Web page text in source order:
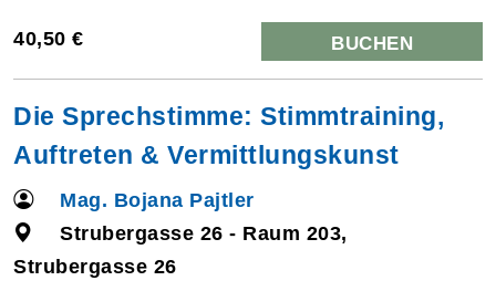
40,50 € BUCHEN
Die Sprechstimme: Stimmtraining,
Auftreten & Vermittlungskunst
Mag. Bojana Pajtler
Strubergasse 26 - Raum 203,
Strubergasse 26